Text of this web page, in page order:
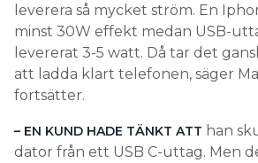
leverera så mycket ström. En
minst 30W effekt medan USB-
levererat 3-5 watt. Då tar det
att ladda klart telefonen, säger
fortsätter.
– EN KUND HADE TÄNKT ATT han
dator från ett USB C-uttag. Men